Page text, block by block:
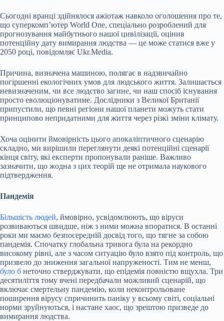
Сьогодні вранці здійнялося ажіотаж навколо оголошення про те,
що суперкомп’ютер World One, спеціально розроблений для
прогнозування майбутнього нашої цивілізації, оцінив
потенційну дату вимирання людства — це може статися вже у
2050 році, повідомляє Ukr.Media.
Причина, визначена машиною, полягає в надзвичайно
погіршенні екологічних умов для людського життя. Залишається
невизначеним, чи все людство загине, чи наш спосіб існування
просто еволюціонуватиме. Дослідники з Великої Британії
припустили, що певні регіони нашої планети можуть стати
принципово непридатними для життя через різкі зміни клімату.
Хоча оцінити ймовірність цього апокаліптичного сценарію
складно, ми вирішили переглянути деякі потенційні сценарії
кінця світу, які експерти пропонували раніше. Важливо
зазначити, що жодна з цих теорій ще не отримала наукового
підтвердження.
Пандемія
Більшість людей, ймовірно, усвідомлюють, що віруси
розвиваються швидше, ніж з ними можна впоратися. В останні
роки ми маємо безпосередній досвід того, що тягне за собою
пандемія. Спочатку глобальна тривога була на рекордно
високому рівні, але з часом ситуацію було взято під контроль, що
призвело до зниження загальної напруженості. Тим не менш,
було б неточно стверджувати, що епідемія повністю вщухла. Три
десятиліття тому вчені передбачали можливий сценарій, що
включає смертельну пандемію, коли неконтрольоване
поширення вірусу спричинить паніку у всьому світі, соціальні
норми зруйнуються, і настане хаос, що зрештою призведе до
вимирання людства.